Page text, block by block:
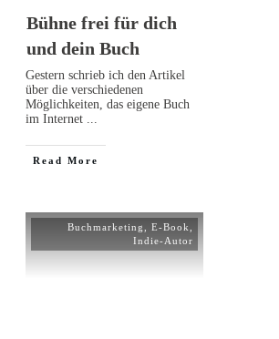
Bühne frei für dich
und dein Buch
Gestern schrieb ich den Artikel
über die verschiedenen
Möglichkeiten, das eigene Buch
im Internet
Read More
Buchmarketing E-Book
Indie-Autor